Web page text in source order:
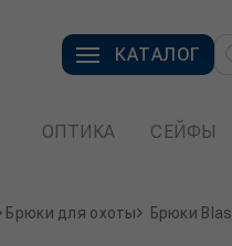
КАТАЛОГ
ОПТИКА СЕЙФЫ
Брюки для охоты Брюки